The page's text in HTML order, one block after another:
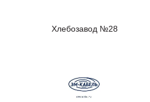
Хлебозавод №28